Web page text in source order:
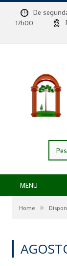
De
17h00
por:
MENU
Home »